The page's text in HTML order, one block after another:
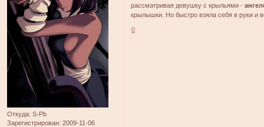
Откуда: S-Pb
Зарегистрирован: 2009-11-06
рассматривая девушку с крыльями -
крылышки. Но быстро взяла себя в руки и
0